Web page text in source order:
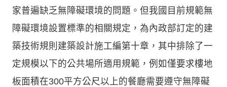
家普遍缺乏無障礙環境的問題。但我國目前規範無
障礙環境設置標準的相關規定，為內政部訂定的建
築技術規則建築設計施工編第十章，其中排除了一
定規模以下的公共場所適用規範，例如僅要求樓地
板面積在300平方公尺以上的餐廳需要遵守無障礙